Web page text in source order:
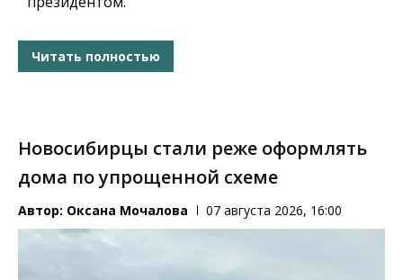
Читать полностью
Новосибирцы стали реже оформлять
дома по упрощенной схеме
Автор: Оксана Мочалова 07 августа 2026, 16:00